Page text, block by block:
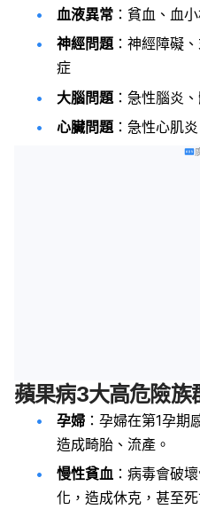
血液異常 ：貧血、血
神經問題：神經障礙
症
大腦問題 ：急性腦炎
心臟問題：急性心肌
蘋果病3大高危險族
孕婦 ：孕婦在第1孕期
造成畸胎、流產。
慢性貧血 ：病毒會破
化，造成休克，甚至死